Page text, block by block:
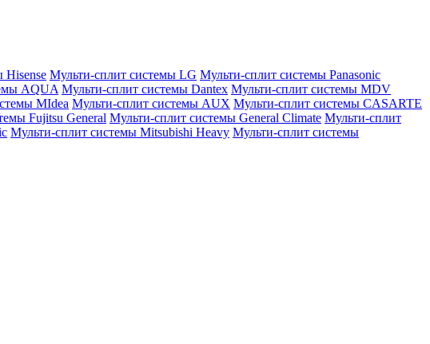
Hisense Мульти-сплит системы LG Мульти-сплит системы Panasonic
AQUA Мульти-сплит системы Dantex Мульти-сплит системы MDV
MIdea Мульти-сплит системы AUX Мульти-сплит системы CASARTE
Fujitsu General Мульти-сплит системы General Climate Мульти-сплит
Мульти-сплит системы Mitsubishi Heavy Мульти-сплит системы